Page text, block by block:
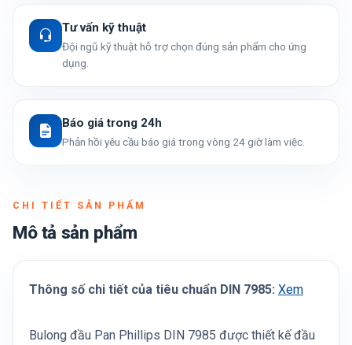
Tư vấn kỹ thuật
Đội ngũ kỹ thuật hỗ trợ chọn đúng sản phẩm cho ứng
dụng.
Báo giá trong 24h
Phản hồi yêu cầu báo giá trong vòng 24 giờ làm việc.
CHI TIẾT SẢN PHẨM
Mô tả sản phẩm
Thông số chi tiết của tiêu chuẩn DIN 7985: Xem
Bulong đầu Pan Phillips DIN 7985 được thiết kế đầu